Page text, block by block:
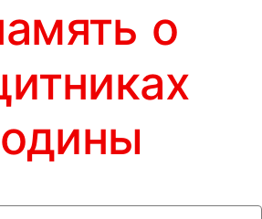
о